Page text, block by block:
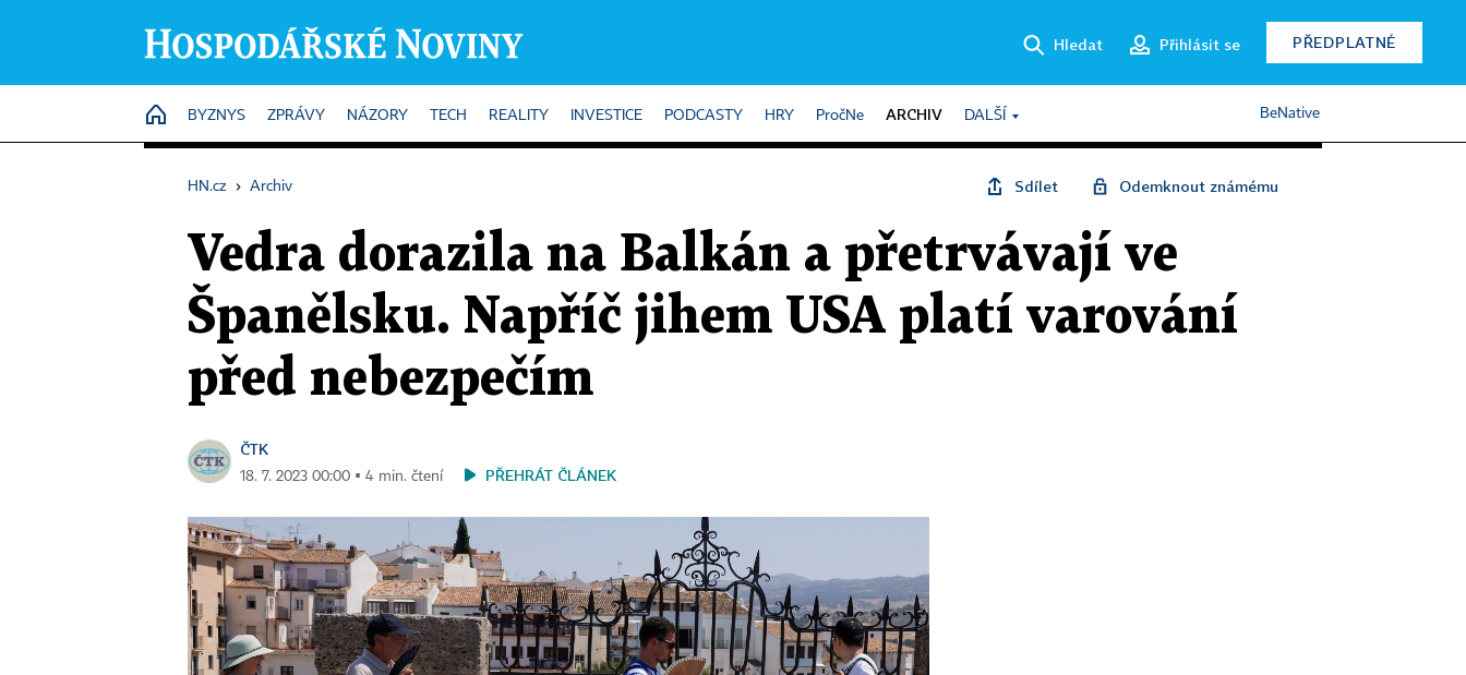
Hledat Přihlásit se PŘEDPLATNÉ
HOME
BYZNYS ZPRÁVY NÁZORY TECH REALITY INVESTICE PODCASTY HRY PročNe ARCHIV DALŠÍ BeNative
HN.cz › Archiv Sdílet Odemknout známému
Vedra dorazila na Balkán a přetrvávají ve
Španělsku. Napříč jihem USA platí varování
před nebezpečím
ČTK
18. 7. 2023 00:00 ▪ 4 min. čtení PŘEHRÁT ČLÁNEK